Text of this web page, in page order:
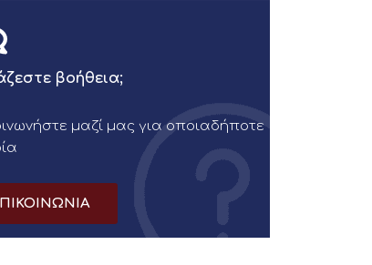
βοήθεια;
μαζί μας για οποιαδήποτε